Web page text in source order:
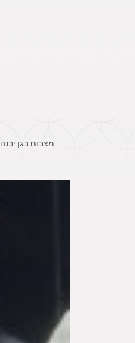
מצבות בגן יבנה